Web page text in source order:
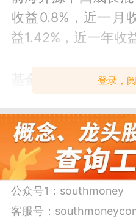
收益0.8%，近一月
益1.42%，近一年收
该基金管理费为
元，直销增购最小
南方财富网所有资
议，基金有风险，投
登录，
公众号1： southmoney
客服号：